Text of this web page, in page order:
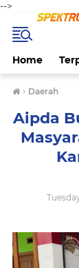
-->
Home
› Daerah
Aipda